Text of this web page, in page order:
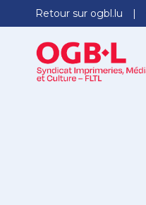
Retour sur ogbl.lu